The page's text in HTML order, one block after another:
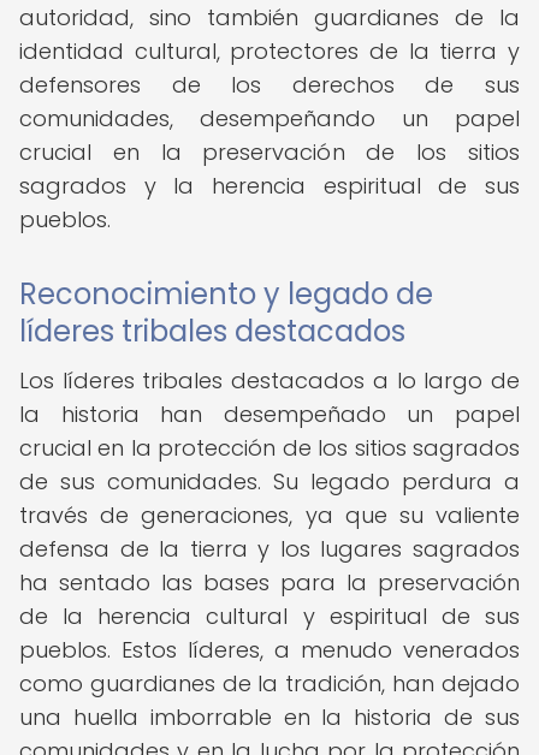
autoridad, sino también guardianes de la
identidad cultural, protectores de la tierra y
defensores de los derechos de sus
comunidades, desempeñando un papel
crucial en la preservación de los sitios
sagrados y la herencia espiritual de sus
pueblos.
Reconocimiento y legado de
líderes tribales destacados
Los líderes tribales destacados a lo largo de
la historia han desempeñado un papel
crucial en la protección de los sitios sagrados
de sus comunidades. Su legado perdura a
través de generaciones, ya que su valiente
defensa de la tierra y los lugares sagrados
ha sentado las bases para la preservación
de la herencia cultural y espiritual de sus
pueblos. Estos líderes, a menudo venerados
como guardianes de la tradición, han dejado
una huella imborrable en la historia de sus